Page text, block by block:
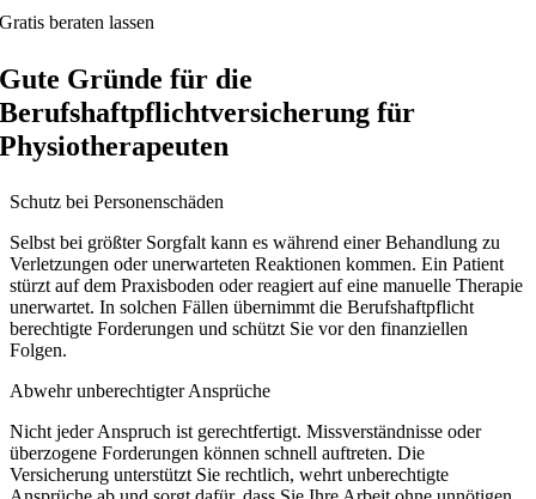
Gratis beraten lassen
Gute Gründe für die
Berufshaftpflichtversicherung für
Physiotherapeuten
Schutz bei Personenschäden
Selbst bei größter Sorgfalt kann es während einer Behandlung zu
Verletzungen oder unerwarteten Reaktionen kommen. Ein Patient
stürzt auf dem Praxisboden oder reagiert auf eine manuelle Therapie
unerwartet. In solchen Fällen übernimmt die Berufshaftpflicht
berechtigte Forderungen und schützt Sie vor den finanziellen
Folgen.
Abwehr unberechtigter Ansprüche
Nicht jeder Anspruch ist gerechtfertigt. Missverständnisse oder
überzogene Forderungen können schnell auftreten. Die
Versicherung unterstützt Sie rechtlich, wehrt unberechtigte